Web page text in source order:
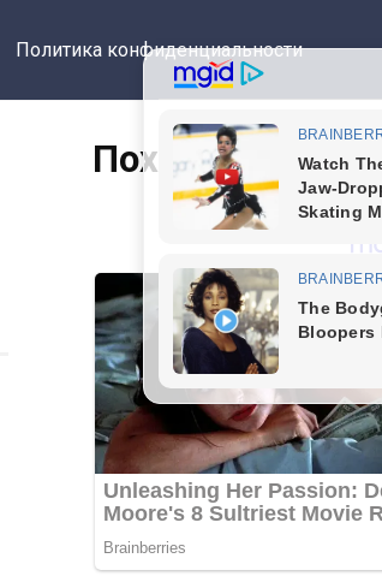
Политика конфиденциальности
Похожие статьи